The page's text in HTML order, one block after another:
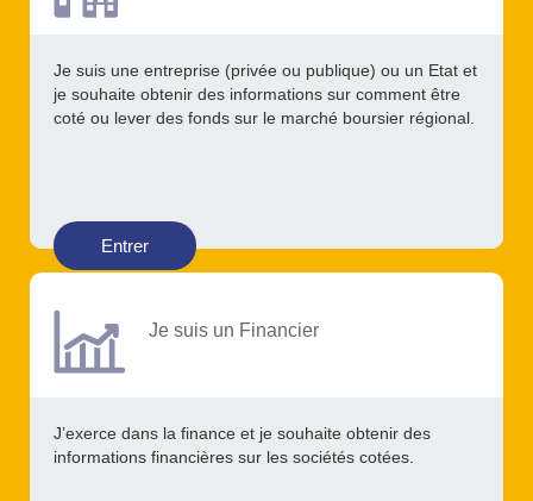
Je suis une entreprise (privée ou publique) ou un Etat et
je souhaite obtenir des informations sur comment être
coté ou lever des fonds sur le marché boursier régional.
Entrer
Je suis un Financier
J’exerce dans la finance et je souhaite obtenir des
informations financières sur les sociétés cotées.